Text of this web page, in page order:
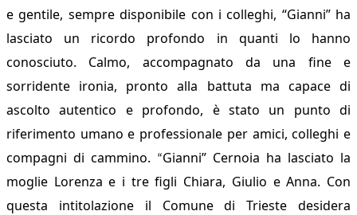
e gentile, sempre disponibile con i colleghi, “Gianni” ha
lasciato un ricordo profondo in quanti lo hanno
conosciuto. Calmo, accompagnato da una fine e
sorridente ironia, pronto alla battuta ma capace di
ascolto autentico e profondo, è stato un punto di
riferimento umano e professionale per amici, colleghi e
compagni di cammino.
“Gianni” Cernoia ha lasciato la
moglie Lorenza e i tre figli Chiara, Giulio e Anna. Con
questa intitolazione il Comune di Trieste desidera